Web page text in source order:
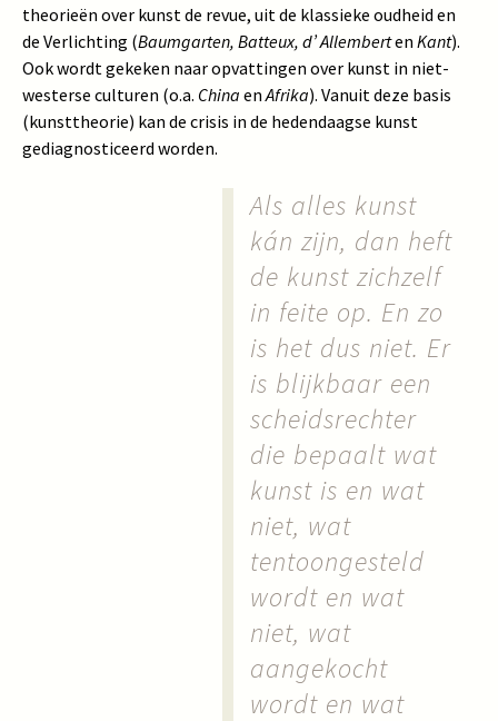
theorieën over kunst de revue, uit de klassieke oudheid en
de Verlichting (Baumgarten, Batteux, d’ Allemberten Kant).
Ook wordt gekeken naar opvattingen over kunst in niet-
westerse culturen (o.a. China enAfrika). Vanuit deze basis
(kunsttheorie) kan de crisis in de hedendaagse kunst
gediagnosticeerd worden.
Als alles kunst
kán zijn, dan heft
de kunst zichzelf
in feite op. En zo
is het dus niet. Er
is blijkbaar een
scheidsrechter
die bepaalt wat
kunst is en wat
niet, wat
tentoongesteld
wordt en wat
niet, wat
aangekocht
wordt en wat